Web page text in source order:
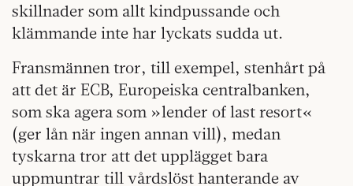
skillnader som allt kindpussande och
klämmande inte har lyckats sudda ut.
Fransmännen tror, till exempel, stenhårt på
att det är ECB, Europeiska centralbanken,
som ska agera som »lender of last resort«
(ger lån när ingen annan vill), medan
tyskarna tror att det upplägget bara
uppmuntrar till vårdslöst hanterande av